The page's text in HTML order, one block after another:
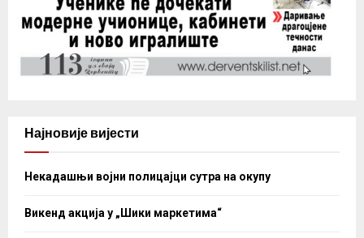
Најновије вијести
Некадашњи војни полицајци сутра на окупу
Викенд акција у „Шики маркетима“